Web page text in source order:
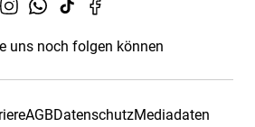
uns noch folgen können
AGBDatenschutzMediadaten